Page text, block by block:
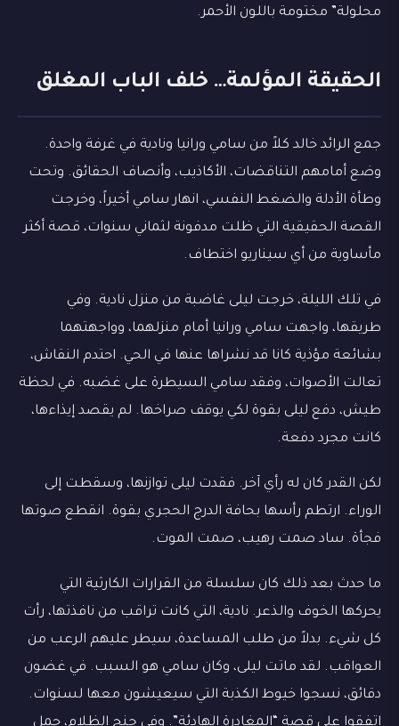
محلولة” مختومة باللون الأحمر.
الحقيقة المؤلمة… خلف الباب المغلق
جمع الرائد خالد كلاً من سامي ورانيا ونادية في غرفة واحدة.
وضع أمامهم التناقضات، الأكاذيب، وأنصاف الحقائق. وتحت
وطأة الأدلة والضغط النفسي، انهار سامي أخيراً، وخرجت
القصة الحقيقية التي ظلت مدفونة لثماني سنوات، قصة أكثر
مأساوية من أي سيناريو اختطاف.
في تلك الليلة، خرجت ليلى غاضبة من منزل نادية. وفي
طريقها، واجهت سامي ورانيا أمام منزلهما، وواجهتهما
بشائعة مؤذية كانا قد نشراها عنها في الحي. احتدم النقاش،
تعالت الأصوات، وفقد سامي السيطرة على غضبه. في لحظة
طيش، دفع ليلى بقوة لكي يوقف صراخها. لم يقصد إيذاءها،
كانت مجرد دفعة.
لكن القدر كان له رأي آخر. فقدت ليلى توازنها، وسقطت إلى
الوراء. ارتطم رأسها بحافة الدرج الحجري بقوة. انقطع صوتها
فجأة. ساد صمت رهيب، صمت الموت.
ما حدث بعد ذلك كان سلسلة من القرارات الكارثية التي
يحركها الخوف والذعر. نادية، التي كانت تراقب من نافذتها، رأت
كل شيء. بدلاً من طلب المساعدة، سيطر عليهم الرعب من
العواقب. لقد ماتت ليلى، وكان سامي هو السبب. في غضون
دقائق، نسجوا خيوط الكذبة التي سيعيشون معها لسنوات.